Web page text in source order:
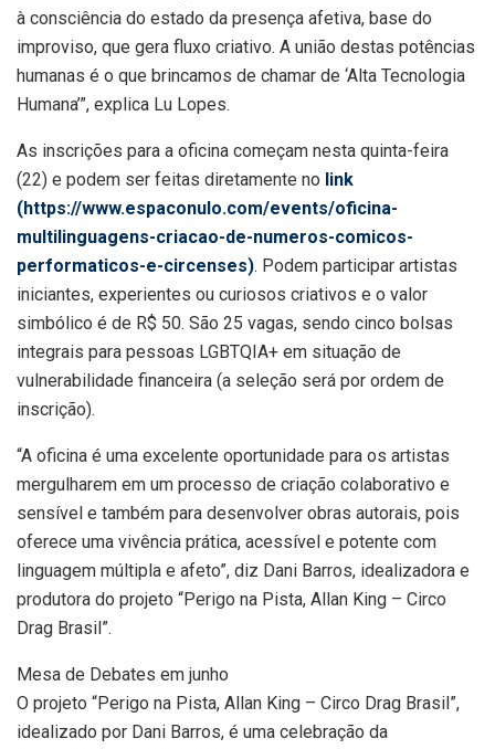
à consciência do estado da presença afetiva, base do
improviso, que gera fluxo criativo. A união destas potências
humanas é o que brincamos de chamar de ‘Alta Tecnologia
Humana’”, explica Lu Lopes.
As inscrições para a oficina começam nesta quinta-feira
(22) e podem ser feitas diretamente no link
(https://www.espaconulo.com/events/oficina-
multilinguagens-criacao-de-numeros-comicos-
performaticos-e-circenses). Podem participar artistas
iniciantes, experientes ou curiosos criativos e o valor
simbólico é de R$ 50. São 25 vagas, sendo cinco bolsas
integrais para pessoas LGBTQIA+ em situação de
vulnerabilidade financeira (a seleção será por ordem de
inscrição).
“A oficina é uma excelente oportunidade para os artistas
mergulharem em um processo de criação colaborativo e
sensível e também para desenvolver obras autorais, pois
oferece uma vivência prática, acessível e potente com
linguagem múltipla e afeto”, diz Dani Barros, idealizadora e
produtora do projeto “Perigo na Pista, Allan King – Circo
Drag Brasil”.
Mesa de Debates em junho
O projeto “Perigo na Pista, Allan King – Circo Drag Brasil”,
idealizado por Dani Barros, é uma celebração da